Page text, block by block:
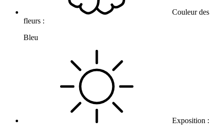
Couleur des
fleurs :
Bleu
Exposition :